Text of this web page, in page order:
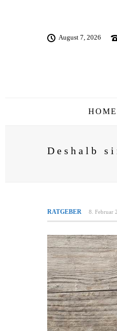
August 7, 2026
HOME
Deshalb
RATGEBER 8. Februar